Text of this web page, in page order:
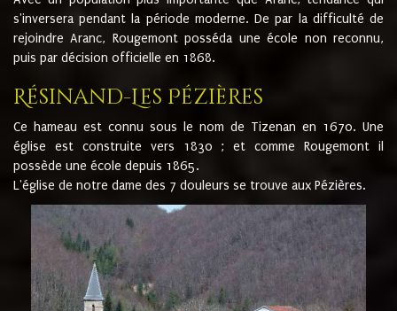
s'inversera pendant la période moderne. De par la difficulté de
rejoindre Aranc, Rougemont posséda une école non reconnu,
puis par décision officielle en 1868.
Résinand-Les Pézières
Ce hameau est connu sous le nom de Tizenan en 1670. Une
église est construite vers 1830 ; et comme Rougemont il
possède une école depuis 1865.
L'église de notre dame des 7 douleurs se trouve aux Pézières.